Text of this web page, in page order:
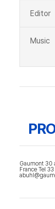
Editor
Music
Gaumont 30
France Tel